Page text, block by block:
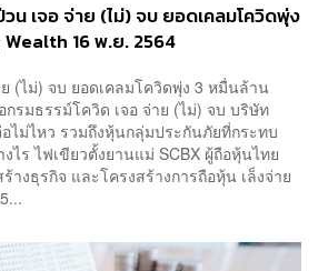
น เจอ จ่าย (ไม่) จบ ยอดเคลมโควิดพุ่ง
16 พ.ย. 2564
(ไม่) จบ ยอดเคลมโควิดพุ่ง 3 หมื่นล้าน
รมธรรม์โควิด เจอ จ่าย (ไม่) จบ บริษัท
ไม่ไหว รวมถึงหุ้นกลุ่มประกันภัยที่กระทบ
ไร ไฟเขียวตั้งยานแม่ SCBX ผู้ถือหุ้นไทย
งธุรกิจ และโครงสร้างการถือหุ้น เล็งจ่าย